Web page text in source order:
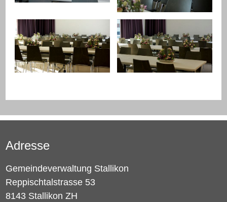
Adresse
Gemeindeverwaltung Stallikon
Reppischtalstrasse 53
8143 Stallikon ZH